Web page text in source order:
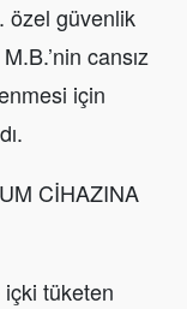
özel güvenlik
cansız
için
CİHAZINA
içki tüketen